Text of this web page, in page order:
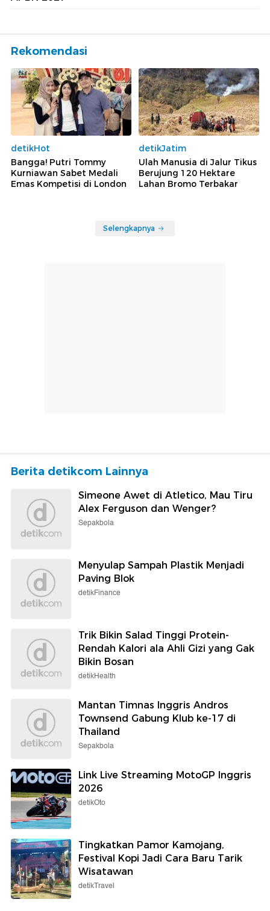
Rekomendasi
detikHot
Bangga! Putri Tommy
Kurniawan Sabet Medali
Emas Kompetisi di London
detikJatim
Ulah Manusia di Jalur Tikus
Berujung 120 Hektare
Lahan Bromo Terbakar
Selengkapnya
Berita detikcom Lainnya
Simeone Awet di Atletico, Mau Tiru
Alex Ferguson dan Wenger?
Sepakbola
Menyulap Sampah Plastik Menjadi
Paving Blok
detikFinance
Trik Bikin Salad Tinggi Protein-
Rendah Kalori ala Ahli Gizi yang Gak
Bikin Bosan
detikHealth
Mantan Timnas Inggris Andros
Townsend Gabung Klub ke-17 di
Thailand
Sepakbola
Link Live Streaming MotoGP Inggris
2026
detikOto
Tingkatkan Pamor Kamojang,
Festival Kopi Jadi Cara Baru Tarik
Wisatawan
detikTravel